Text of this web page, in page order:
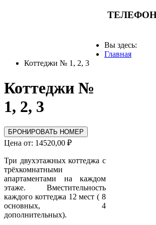
Вы здесь:
Главная
Коттеджи № 1, 2, 3
Коттеджи №
1, 2, 3
БРОНИРОВАТЬ НОМЕР
Цена от: 14520,00 ₽
Три двухэтажных коттеджа с
трёхкомнатными
апартаментами на каждом
этаже. Вместительность
каждого коттеджа 12 мест ( 8
основных, 4
дополнительных).